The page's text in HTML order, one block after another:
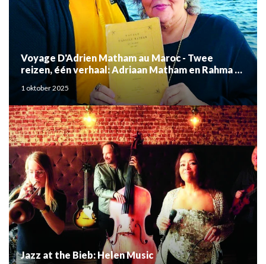
Voyage D'Adrien Matham au Maroc - Twee
reizen, één verhaal: Adriaan Matham en Rahma el
Mouden
1 oktober 2025
Jazz at the Bieb: Helen Music